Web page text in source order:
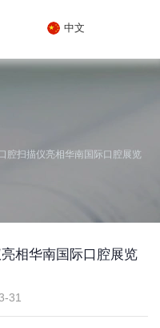
中文
腔扫描仪亮相华南国际口腔展览
相华南国际口腔展览
31